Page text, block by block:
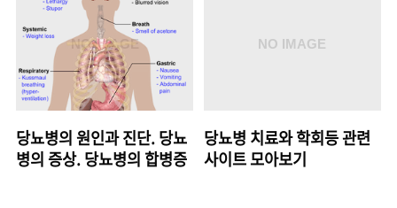
당뇨병의 원인과 진단. 당뇨
병의 증상. 당뇨병의 합병증
당뇨병 치료와 학회등 관련
사이트 모아보기